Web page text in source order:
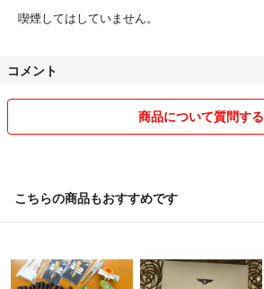
喫煙してはしていません。
コメント
商品について質問する
こちらの商品もおすすめです